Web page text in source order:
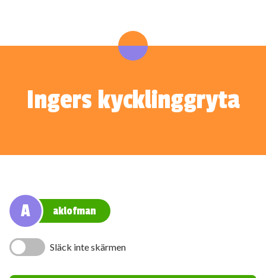
Ingers kycklinggryta
A aklofman
Släck inte skärmen